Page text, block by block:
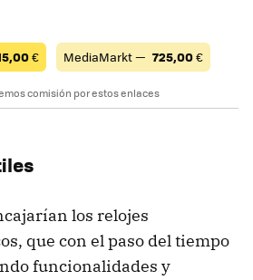
€ MediaMarkt — 725,00€
comisión por estos enlaces
los relojes
que con el paso del tiempo
funcionalidades y